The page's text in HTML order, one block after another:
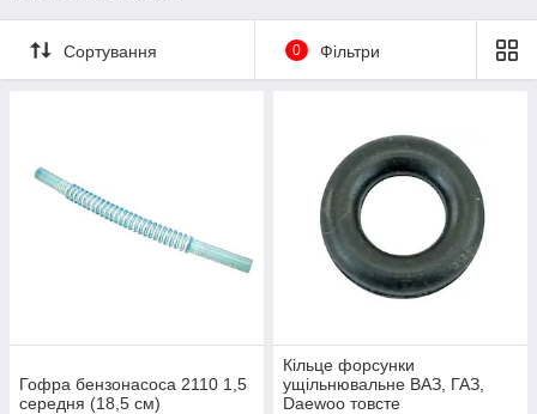
Сортування 0 Фільтри
Гофра бензонасоса 2110 1,5
середня (18,5 см)
Кільце форсунки
ущільнювальне ВАЗ, ГАЗ,
Daewoo товсте